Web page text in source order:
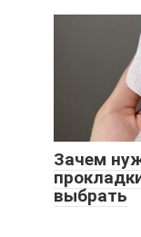
Зачем
выбрать